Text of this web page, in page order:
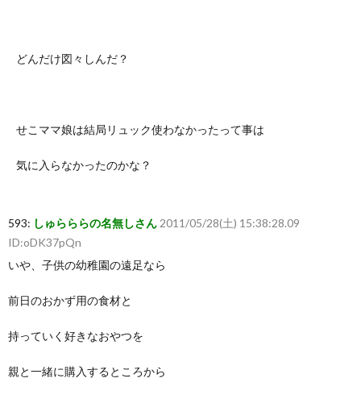
どんだけ図々しんだ？
せこママ娘は結局リュック使わなかったって事は
気に入らなかったのかな？
593: しゅらららの名無しさん 2011/05/28(土) 15:38:28.09
ID:oDK37pQn
いや、子供の幼稚園の遠足なら
前日のおかず用の食材と
持っていく好きなおやつを
親と一緒に購入するところから